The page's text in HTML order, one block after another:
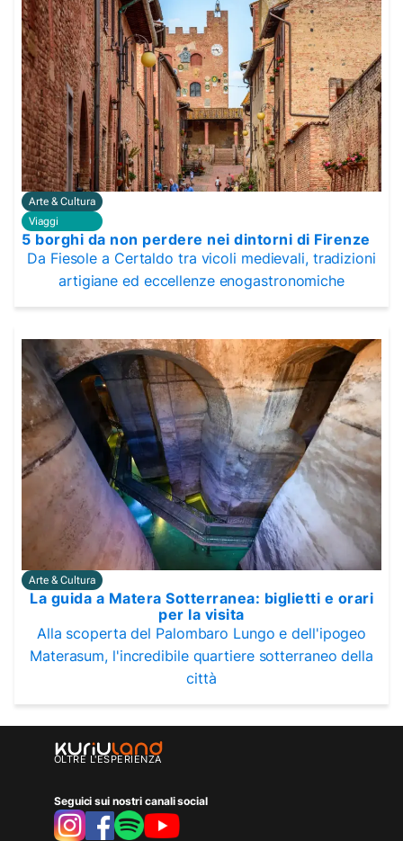
Arte & Cultura
Viaggi
5 borghi da non perdere nei dintorni di Firenze
Da Fiesole a Certaldo tra vicoli medievali, tradizioni
artigiane ed eccellenze enogastronomiche
Arte & Cultura
La guida a Matera Sotterranea: biglietti e orari
per la visita
Alla scoperta del Palombaro Lungo e dell'ipogeo
Materasum, l'incredibile quartiere sotterraneo della
città
OLTRE L'ESPERIENZA
Seguici sui nostri canali social